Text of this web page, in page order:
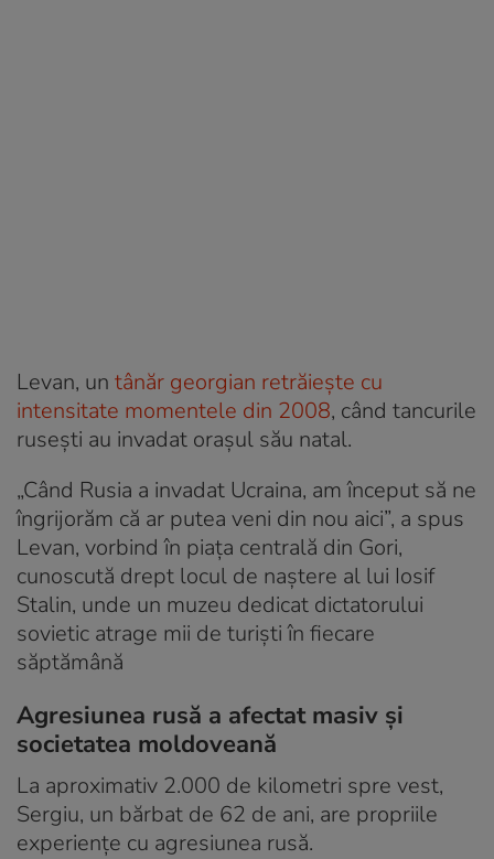
Levan, un tânăr georgian retrăiește cu
intensitate momentele din 2008, când tancurile
rusești au invadat orașul său natal.
„Când Rusia a invadat Ucraina, am început să ne
îngrijorăm că ar putea veni din nou aici”, a spus
Levan, vorbind în piața centrală din Gori,
cunoscută drept locul de naștere al lui Iosif
Stalin, unde un muzeu dedicat dictatorului
sovietic atrage mii de turiști în fiecare
săptămână
Agresiunea rusă a afectat masiv și
societatea moldoveană
La aproximativ 2.000 de kilometri spre vest,
Sergiu, un bărbat de 62 de ani, are propriile
experiențe cu agresiunea rusă.